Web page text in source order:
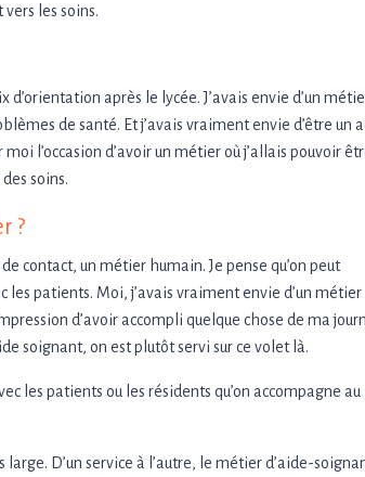
les soins.
après le lycée. J’avais envie d’un
de santé. Et j’avais vraiment envie d’être un
l’occasion d’avoir un métier où j’allais pouvoir
soins.
?
contact, un métier humain. Je pense qu’on peut
patients. Moi, j’avais vraiment envie d’un métier
d’avoir accompli quelque chose de ma
soignant, on est plutôt servi sur ce volet là.
les patients ou les résidents qu’on accompagne au
D’un service à l’autre, le métier d’aide-